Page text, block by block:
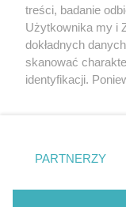
Nie zapomnij
zapoznać się z:
polityką
Twojemiasto
Piekary Śląskie
Chorzów
Tarnowskie Góry
Gliwice
treści, badanie
Użytkownika my i
dokładnych
skanować
identyfikacji.
prywatności
. Niektóre
zgody
takiemu
PARTNERZY